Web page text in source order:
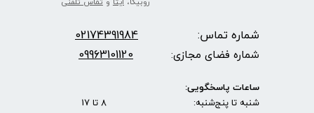
روبیکا،ایتا وتماس تلفنی
شماره تماس: 02174391984
شماره فضای مجازی: 09963101120
ساعات پاسخگویی:
شنبه تا پنج‌شنبه: 8 تا 17